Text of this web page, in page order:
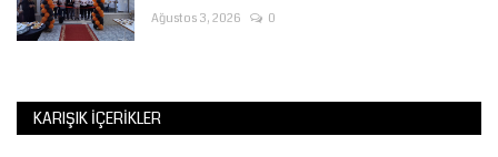
Ağustos 3, 2026 0
KARIŞIK İÇERIKLER